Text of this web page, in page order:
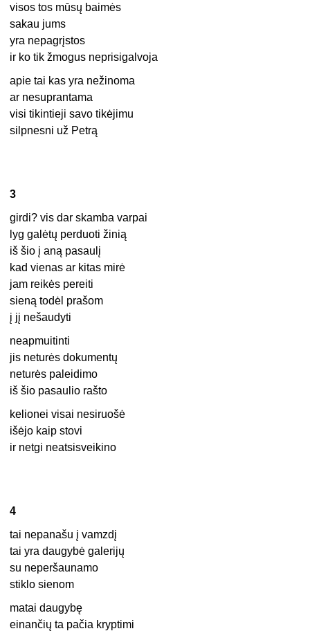
visos tos mūsų baimės
sakau jums
yra nepagrįstos
ir ko tik žmogus neprisigalvoja
apie tai kas yra nežinoma
ar nesuprantama
visi tikintieji savo tikėjimu
silpnesni už Petrą
3
girdi? vis dar skamba varpai
lyg galėtų perduoti žinią
iš šio į aną pasaulį
kad vienas ar kitas mirė
jam reikės pereiti
sieną todėl prašom
į jį nešaudyti
neapmuitinti
jis neturės dokumentų
neturės paleidimo
iš šio pasaulio rašto
kelionei visai nesiruošė
išėjo kaip stovi
ir netgi neatsisveikino
4
tai nepanašu į vamzdį
tai yra daugybė galerijų
su neperšaunamo
stiklo sienom
matai daugybę
einančių ta pačia kryptimi